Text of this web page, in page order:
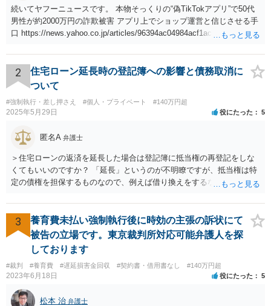
続いてヤフーニュースです。 本物そっくりの“偽TikTokアプリ”で50代
男性が約2000万円の詐欺被害 アプリ上でショップ運営と信じさせる手
口 https://news.yahoo.co.jp/articles/96394ac04984acf1acaa293f13ccf5
2
住宅ローン延長時の登記簿への影響と債務取消に
ついて
#強制執行・差し押さえ #個人・プライベート #140万円超
2025年5月29日 役にたった 5
匿名A 弁護士
＞住宅ローンの返済を延長した場合は登記簿に抵当権の再登記をしな
くてもいいのですか？ 「延長」というのが不明瞭ですが、抵当権は特
定の債権を担保するものなので、例えば借り換えをするなどしてあら
当権を付けるでしょう。そうではなく、単に返済スケジュールを変更
したということであれば、債権として同一ですからあらためて登記は
しないでしょう。 それにそもそも、抵当権の登記は、借りた時期や利
息などは記載されますが、終期については登記されません。
3
養育費未払い強制執行後に時効の主張の訴状にて
被告の立場です。東京裁判所対応可能弁護人を探
しております
#裁判 #養育費 #遅延損害金回収 #契約書・借用書なし #140万円超
2023年6月18日 役にたった 5
松本 治 弁護士